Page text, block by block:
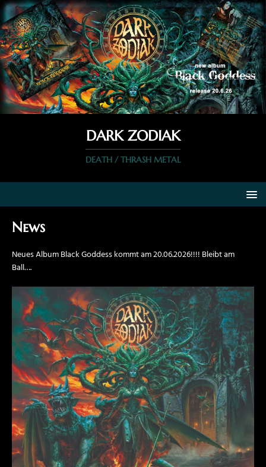
DARK ZODIAK
DEATH / THRASH METAL
News
Neues Album Black Goddess kommt am 20.06.2026!!!! Bleibt am
Ball….